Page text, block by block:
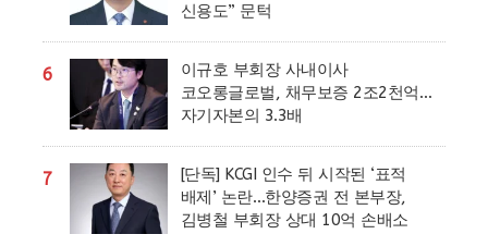
신용도” 문턱
6
이규호 부회장 사내이사
코오롱글로벌, 채무보증 2조2천억…
자기자본의 3.3배
7
[단독] KCGI 인수 뒤 시작된 ‘표적
배제’ 논란…한양증권 전 본부장,
김병철 부회장 상대 10억 손배소